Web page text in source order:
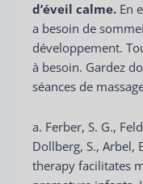
d’éveil calme. En
a besoin de
développement.
à besoin. Gardez
séances de
a. Ferber, S. G.,
Dollberg, S., Arbel,
therapy facilitates